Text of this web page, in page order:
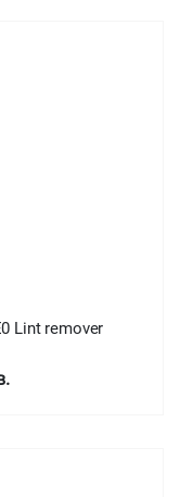
Lint remover